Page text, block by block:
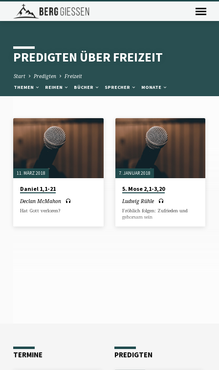
PREDIGTEN ÜBER FREIZEIT
Start Predigten Freizeit
THEMEN REIHEN BÜCHER SPRECHER MONATE
PREDIGTEN
ÜBER
FREIZEIT
11. MÄRZ 2018
Daniel 1,1-21
Declan McMahon
Hat Gott verloren?
7. JANUAR 2018
5. Mose 2,1-3,20
Ludwig Rühle
Fröhlich folgen: Zufrieden und
gehorsam sein
TERMINE PREDIGTEN